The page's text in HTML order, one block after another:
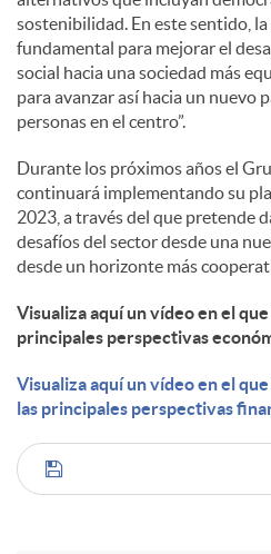
sostenibilidad. En este sentido,
fundamental para mejorar el
social hacia una sociedad más
para avanzar así hacia un nuevo
personas en el centro”.
Durante los próximos años el
continuará implementando su
2023, a través del que pretende
desafíos del sector desde una
desde un horizonte más
Visualiza aquí un vídeo en el
principales perspectivas
Visualiza aquí un vídeo en el
las principales perspectivas
C